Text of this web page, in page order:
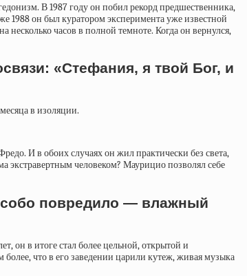
В 1987 году он побил рекордпредшественника,
1988 он был куратором эксперимента уже известной
несколько часов в полной темноте. Когда он вернулся,
«Стефания, я твой Бог, и
в изоляции.
И в обоих случаях он жил практически без света,
экстравертным человеком? Маурицио позволял себе
повредило — влажный
он в итоге стал более цельной, открытой и
что в его заведении царили кутеж, живая музыка